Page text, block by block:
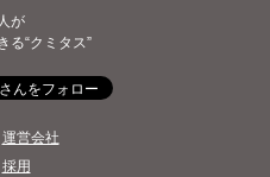
が
る“クミタス”
運営会社
採用